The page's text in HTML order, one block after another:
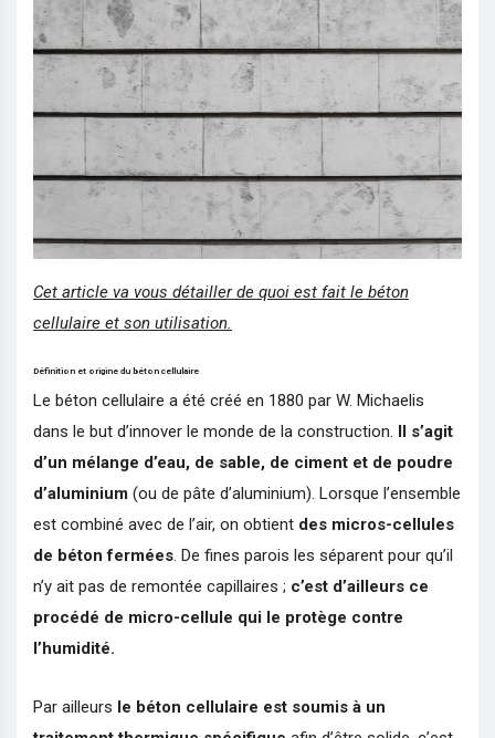
Cet article va vous détailler de quoi est fait le béton
cellulaire et son utilisation.
Définition et origine du béton cellulaire
Le béton cellulaire a été créé en 1880 par W. Michaelis
dans le but d’innover le monde de la construction. Il s’agit
d’un mélange d’eau, de sable, de ciment et de poudre
d’aluminium (ou de pâte d’aluminium). Lorsque l’ensemble
est combiné avec de l’air, on obtient des micros-cellules
de béton fermées. De fines parois les séparent pour qu’il
n’y ait pas de remontée capillaires ; c’est d’ailleurs ce
procédé de micro-cellule qui le protège contre
l’humidité.
Par ailleurs le béton cellulaire est soumis à un